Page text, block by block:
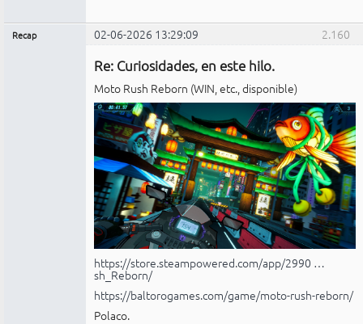
2.160
Recap 02-06-2026 13:29:09
Re: Curiosidades, en este hilo.
Moto Rush Reborn (WIN, etc., disponible)
https://store.steampowered.com/app/2990 …
sh_Reborn/
https://baltorogames.com/game/moto-rush-reborn/
Polaco.